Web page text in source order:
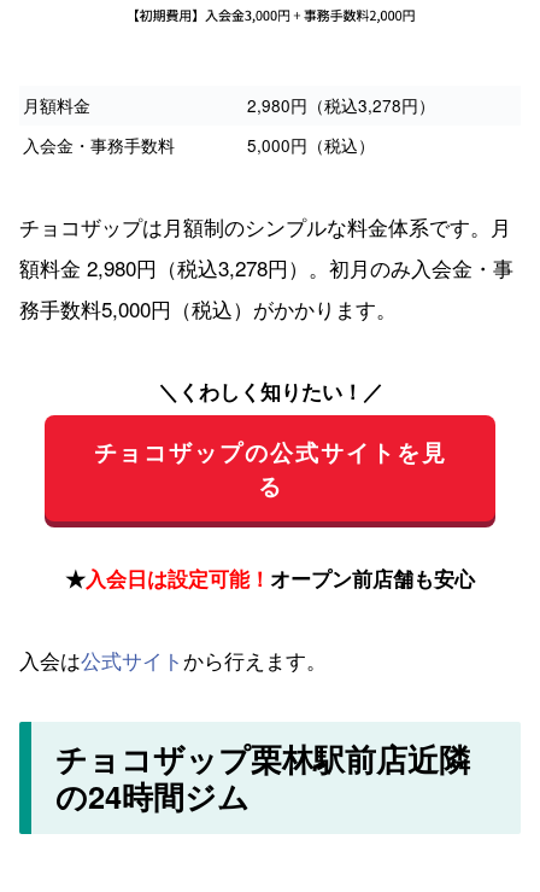
月額料金
2,980円（税込3,278円）
入会金・事務手数料
5,000円（税込）
チョコザップは月額制のシンプルな料金体系です。月
額料金 2,980円（税込3,278円）。初月のみ入会金・事
務手数料5,000円（税込）がかかります。
＼くわしく知りたい！／
チョコザップの公式サイトを見
る
★入会日は設定可能！ オープン前店舗も安心
入会は公式サイト から行えます。
チョコザップ栗林駅前店近隣
の24時間ジム